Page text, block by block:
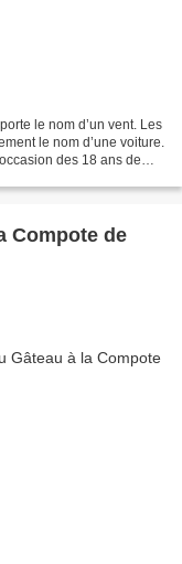
le nom d’un vent. Les
le nom d’une voiture.
des 18 ans de
Compote de